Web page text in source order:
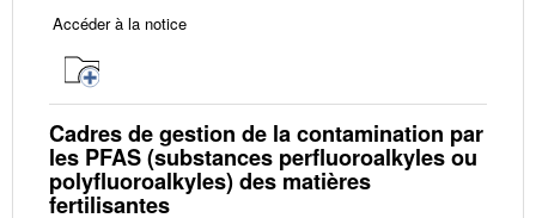
Accéder à la notice
Cadres de gestion de la contamination par
les PFAS (substances perfluoroalkyles ou
polyfluoroalkyles) des matières
fertilisantes